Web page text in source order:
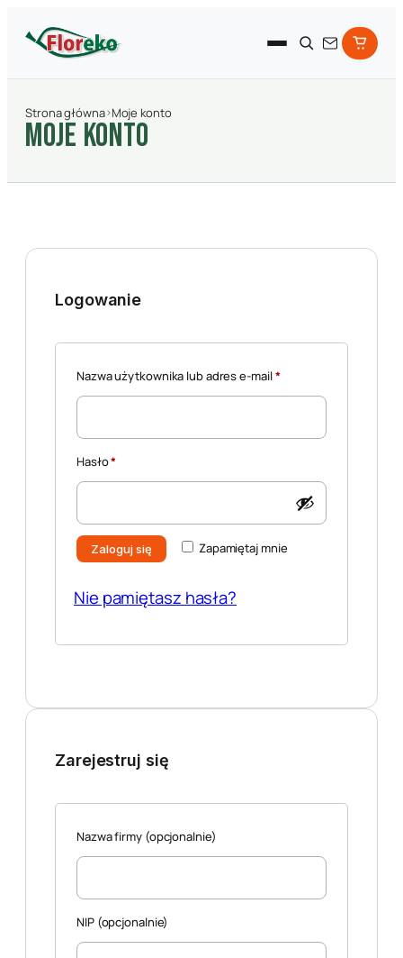
Strona główna›Moje konto
MOJE KONTO
Logowanie
Nazwa użytkownika lub adres e-mail*Wymagane
Hasło*Wymagane
Zapamiętaj mnie
Zaloguj się
Nie pamiętasz hasła?
Zarejestruj się
Nazwa firmy (opcjonalnie)
NIP (opcjonalnie)